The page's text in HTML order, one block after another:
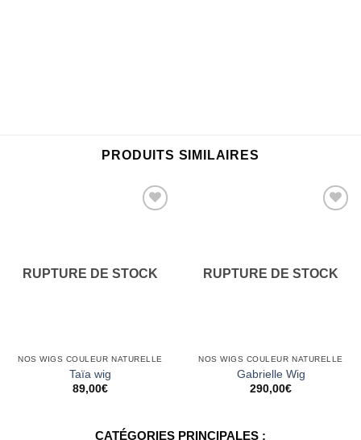
PRODUITS SIMILAIRES
RUPTURE DE STOCK
NOS WIGS COULEUR NATURELLE
Taïa wig
89,00€
RUPTURE DE STOCK
NOS WIGS COULEUR NATURELLE
Gabrielle Wig
290,00€
CATÉGORIES PRINCIPALES :